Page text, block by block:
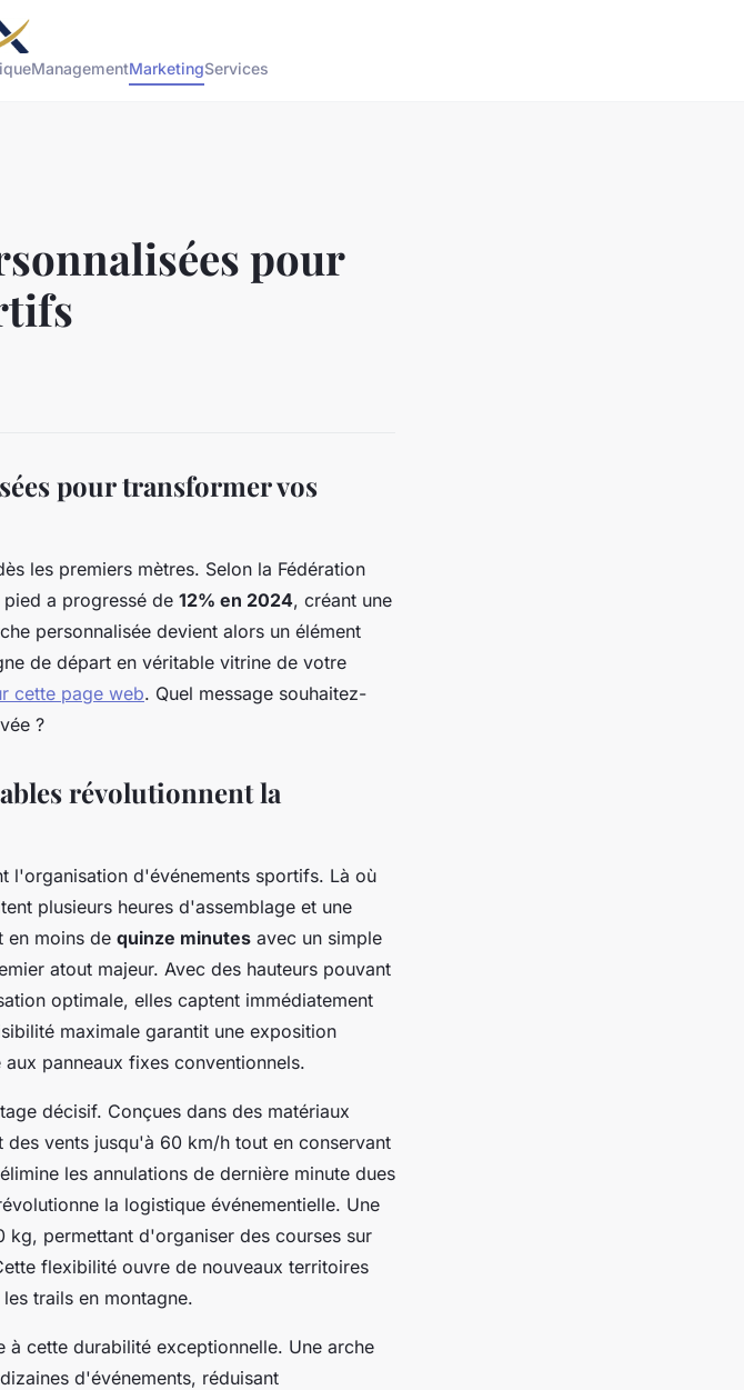
ManagementMarketingServices
pour
pour transformer vos
les premiers mètres. Selon la Fédération
a progressé de 12% en 2024, créant une
personnalisée devient alors un élément
de départ en véritable vitrine de votre
cette page web. Quel message souhaitez-
?
révolutionnent la
l'organisation d'événements sportifs. Là où
plusieurs heures d'assemblage et une
en moins de quinze minutes avec un simple
atout majeur. Avec des hauteurs pouvant
optimale, elles captent immédiatement
maximale garantit une exposition
panneaux fixes conventionnels.
décisif. Conçues dans des matériaux
vents jusqu'à 60 km/h tout en conservant
élimine les annulations de dernière minute dues
la logistique événementielle. Une
kg, permettant d'organiser des courses sur
flexibilité ouvre de nouveaux territoires
trails en montagne.
à cette durabilité exceptionnelle. Une arche
d'événements, réduisant